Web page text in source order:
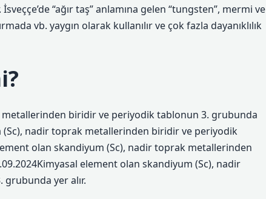
“ağır taş” anlamına gelen “tungsten”, mermi ve
vb. yaygın olarak kullanılır ve çok fazla dayanıklılık
biridir ve periyodik tablonun 3. grubunda
(Sc), nadir toprak metallerinden biridir ve periyodik
olan skandiyum (Sc), nadir toprak metallerinden
element olan skandiyum (Sc), nadir
yer alır.